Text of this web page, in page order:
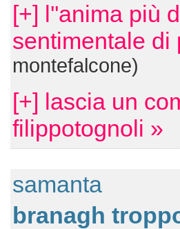
[+] l''anima più
sentimentale di
montefalcone)
[+] lascia un
filippotognoli »
samanta
branagh